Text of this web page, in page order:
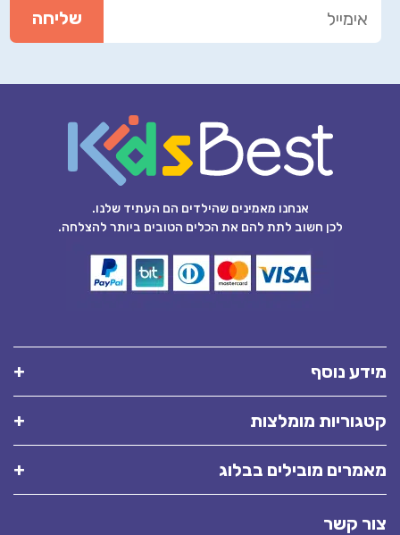
אנחנו מאמינים שהילדים הם העתיד שלנו.
לכן חשוב לתת להם את הכלים הטובים ביותר להצלחה.
מידע נוסף
קטגוריות מומלצות
מאמרים מובילים בבלוג
צור קשר